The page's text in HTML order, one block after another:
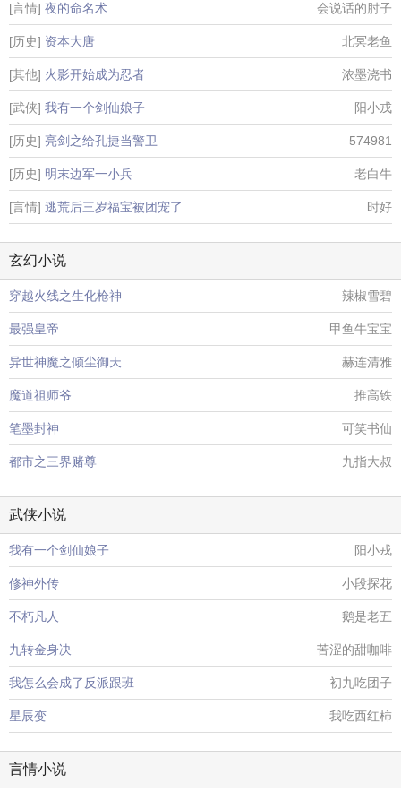
[言情] 夜的命名术 会说话的肘子
[历史] 资本大唐 北冥老鱼
[其他] 火影开始成为忍者 浓墨浇书
[武侠] 我有一个剑仙娘子 阳小戎
[历史] 亮剑之给孔捷当警卫 574981
[历史] 明末边军一小兵 老白牛
[言情] 逃荒后三岁福宝被团宠了 时好
玄幻小说
穿越火线之生化枪神 辣椒雪碧
最强皇帝 甲鱼牛宝宝
异世神魔之倾尘御天 赫连清雅
魔道祖师爷 推高铁
笔墨封神 可笑书仙
都市之三界赌尊 九指大叔
武侠小说
我有一个剑仙娘子 阳小戎
修神外传 小段探花
不朽凡人 鹅是老五
九转金身决 苦涩的甜咖啡
我怎么会成了反派跟班 初九吃团子
星辰变 我吃西红柿
言情小说